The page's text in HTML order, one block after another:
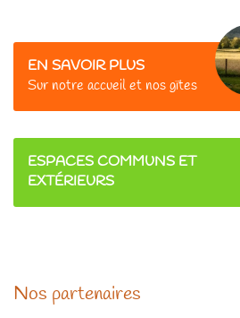
EN SAVOIR PLUS
Surnotre accueil et nos gîtes
ESPACES COMMUNS ET
EXTÉRIEURS
Nos partenaires